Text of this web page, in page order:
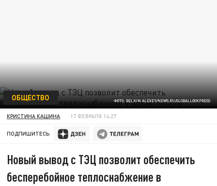
ФОТО: BELKIN ALEXEY/NEWS.RU/GLOBALLOOKPRESS
ОБЩЕСТВО
КРИСТИНА КАШИНА 17 ФЕВРАЛЯ 14:27
ПОДПИШИТЕСЬ:
Новый вывод с ТЭЦ позволит обеспечить
бесперебойное теплоснабжение в